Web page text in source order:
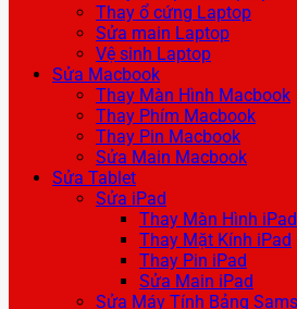
Thay ổ cứng Laptop
Sửa main Laptop
Vệ sinh Laptop
Sửa Macbook
Thay Màn Hình Macbook
Thay Phím Macbook
Thay Pin Macbook
Sửa Main Macbook
Sửa Tablet
Sửa iPad
Thay Màn Hình iPad
Thay Mặt Kính iPad
Thay Pin iPad
Sửa Main iPad
Sửa Máy Tính Bảng